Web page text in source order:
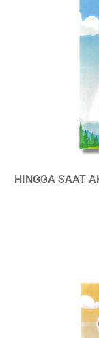
HINGGA SAAT